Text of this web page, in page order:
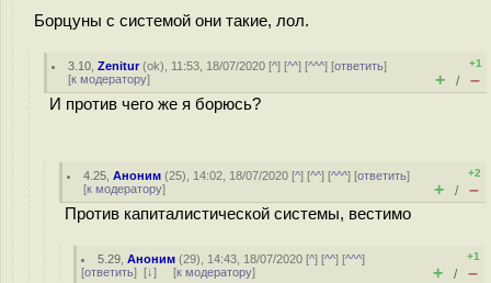
Борцуны с системой они такиe, лол.
3.10 ,Zenitur(ok), 11:53, 18/07/2020 [^] [^^] [^^^] [ответить]
[к модератору]
+1
+ / –
И против чего же я борюсь?
4.25 ,Аноним (25), 14:02, 18/07/2020 [^] [^^] [^^^] [ответить]
[к модератору]
+2
+ / –
Против капиталистической системы, вестимо
5.29 ,Аноним (29), 14:43, 18/07/2020 [^] [^^] [^^^]
[ответить] [↓] [к модератору]
+1
+ / –